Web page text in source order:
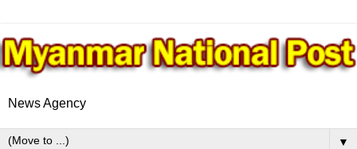
News Agency
▼